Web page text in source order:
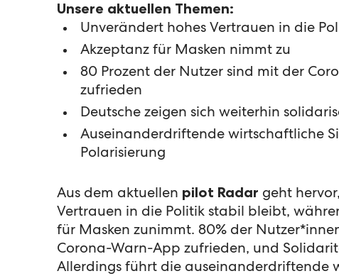
Unsere aktuellen Themen:
Unverändert hohes Vertrauen in die
Akzeptanz für Masken nimmt zu
80 Prozent der Nutzer sind mit der
zufrieden
Deutsche zeigen sich weiterhin
Auseinanderdriftende wirtschaftliche
Polarisierung
Aus dem aktuellen pilot Radar geht
Vertrauen in die Politik stabil bleibt,
für Masken zunimmt. 80% der
Corona-Warn-App zufrieden, und
Allerdings führt die auseinanderdriftende